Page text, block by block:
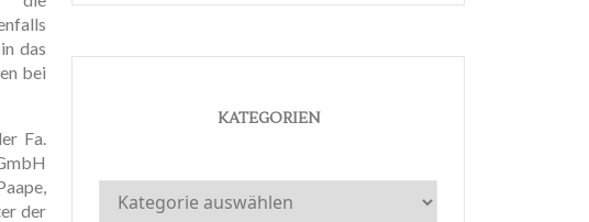
das
bei
Fa.
der
KATEGORIEN
Kategorien